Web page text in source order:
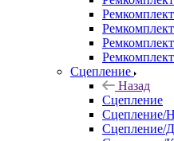
Сцепление
Назад
Сцепление
Сцепление/
Сцепление/